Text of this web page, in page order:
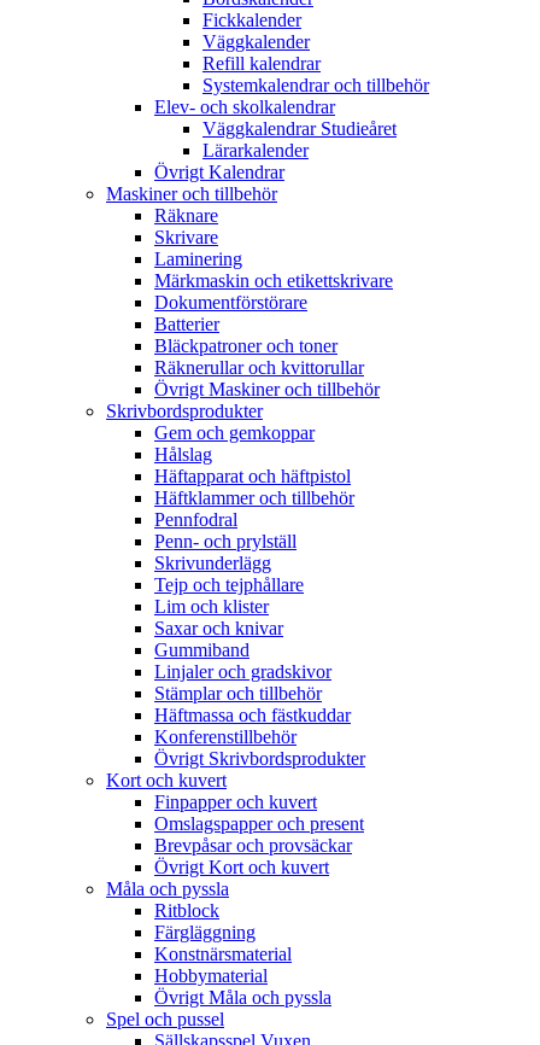
Fickkalender
Väggkalender
Refill kalendrar
Systemkalendrar och tillbehör
Elev- och skolkalendrar
Väggkalendrar Studieåret
Lärarkalender
Övrigt Kalendrar
Maskiner och tillbehör
Räknare
Skrivare
Laminering
Märkmaskin och etikettskrivare
Dokumentförstörare
Batterier
Bläckpatroner och toner
Räknerullar och kvittorullar
Övrigt Maskiner och tillbehör
Skrivbordsprodukter
Gem och gemkoppar
Hålslag
Häftapparat och häftpistol
Häftklammer och tillbehör
Pennfodral
Penn- och prylställ
Skrivunderlägg
Tejp och tejphållare
Lim och klister
Saxar och knivar
Gummiband
Linjaler och gradskivor
Stämplar och tillbehör
Häftmassa och fästkuddar
Konferenstillbehör
Övrigt Skrivbordsprodukter
Kort och kuvert
Finpapper och kuvert
Omslagspapper och present
Brevpåsar och provsäckar
Övrigt Kort och kuvert
Måla och pyssla
Ritblock
Färgläggning
Konstnärsmaterial
Hobbymaterial
Övrigt Måla och pyssla
Spel och pussel
Sällskapsspel Vuxen